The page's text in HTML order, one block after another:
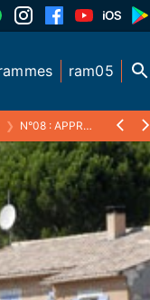
ram05
❯ N°08 : APPRENDRE À VIVRE AVEC LES ALÉAS DU RÉCHAUFFEMENT CLIMATIQUE